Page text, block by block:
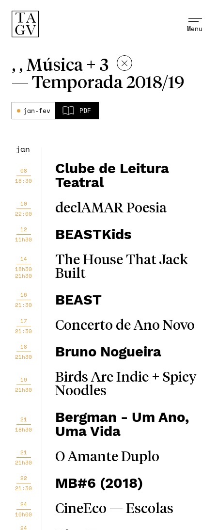
Menu
, , Música + 3
— Temporada 2018/19
jan-fev PDF
jan
08
18:30
Clube de Leitura
Teatral
10
22:00
declAMAR Poesia
12
11h30
BEASTKids
14
18h30
21h30
The House That Jack
Built
16
21:30
BEAST
17
21:30
Concerto de Ano Novo
18
21h30
Bruno Nogueira
19
21h30
Birds Are Indie + Spicy
Noodles
21
18h30
Bergman - Um Ano,
Uma Vida
21
21h30
O Amante Duplo
22
21:30
MB#6 (2018)
24
10h00
CineEco — Escolas
24